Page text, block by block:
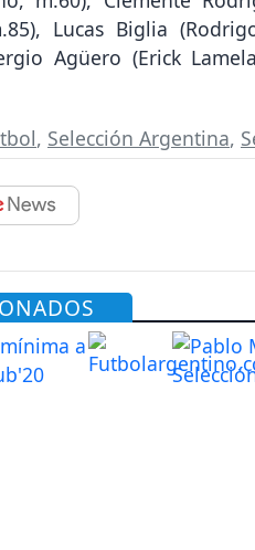
Lucas Biglia
Agüero (Erick
, Selección Argentina,